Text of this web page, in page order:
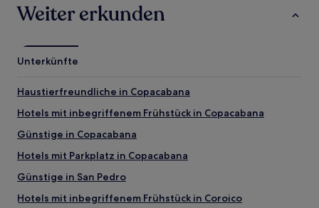
Weiter erkunden
Unterkünfte
Haustierfreundliche in Copacabana
Hotels mit inbegriffenem Frühstück in Copacabana
Günstige in Copacabana
Hotels mit Parkplatz in Copacabana
Günstige in San Pedro
Hotels mit inbegriffenem Frühstück in Coroico